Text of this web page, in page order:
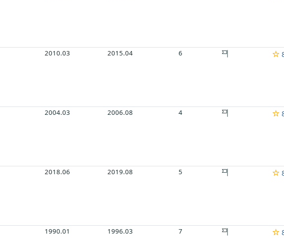
2010.03 2015.04 6
2004.03 2006.08 4
2018.06 2019.08 5
1990.01 1996.03 7